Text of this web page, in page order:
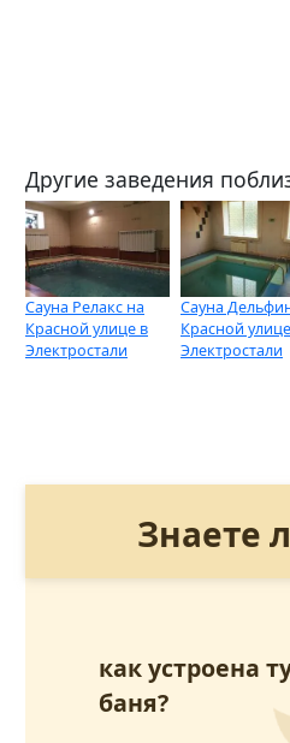
Другие заведения
Сауна Релакс на
Красной улице в
Электростали
Сауна
Красной
Электростали
Знаете
как устроена
баня?